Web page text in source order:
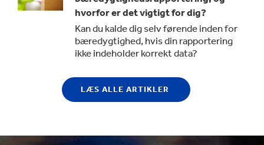
hvorfor er det vigtigt for dig?
Kan du kalde dig selv førende inden for
bæredygtighed, hvis din rapportering
ikke indeholder korrekt data?
LÆS ALLE ARTIKLER